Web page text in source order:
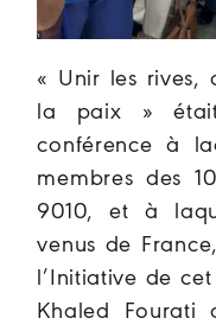
« Unir les rives,
la paix »
conférence à
membres des
9010, et à
venus de
l’Initiative de
Khaled Fourati